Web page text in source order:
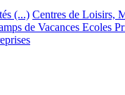
(...) Centres de Loisirs,
de Vacances Ecoles